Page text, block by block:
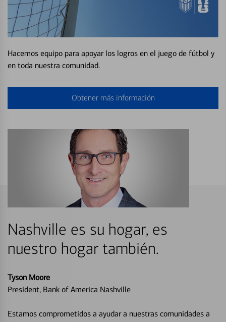
Hacemos equipo para apoyar los logros en el juego de fútbol y
en toda nuestra comunidad.
Obtener más información
Nashville es su hogar, es
nuestro hogar también.
Tyson Moore
President, Bank of America Nashville
Estamos comprometidos a ayudar a nuestras comunidades a